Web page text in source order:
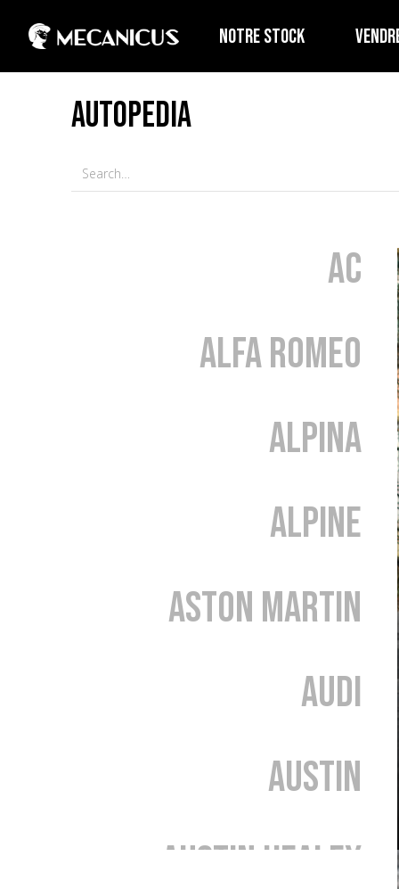
NOTRE STOCK
AUTOPEDIA
AC
Alfa Romeo
Alpina
Alpine
Aston Martin
Audi
Austin
Austin Healey